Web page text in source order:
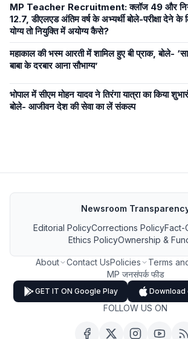
MP Teacher Recruitment: क्लॉज 49 और
12.7, डीएलएड अंतिम वर्ष के अभ्यर्थी बोले-परीक्षा देने के
योग्य तो नियुक्ति में अयोग्य कैसे?
महाकाल की भस्म आरती में शामिल हुए बी प्राक, बोले-
बाबा के दरबार आना सौभाग्य’
भोपाल में सीएम मोहन यादव ने तिरंगा यात्रा का किया
बोले- आजीवन देश की सेवा का लें संकल्प
Newsroom
Editorial PolicyCorrections PolicyFact-
Ethics PolicyOwnership &
About Contact UsPolicies
Terms
MP जनसंपर्क फीड
GET IT ON Google Play Download
FOLLOW US ON